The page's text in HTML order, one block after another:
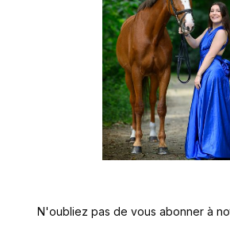
N'oubliez pas de vous abonner à